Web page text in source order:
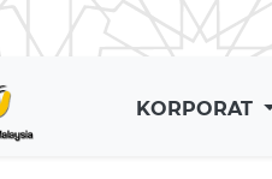
KORPORAT